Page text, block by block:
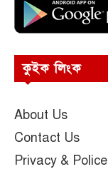
কুইক লিংক
About Us
Contact Us
Privacy & Police